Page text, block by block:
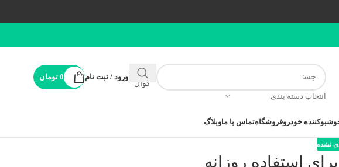
انتخاب دسته بندی
پشتیبانی
کوال
ورود / ثبت نام 0 تومان
خودروفروشگاهتماس با ماوبلاگ
نشده
استفاده روزانه